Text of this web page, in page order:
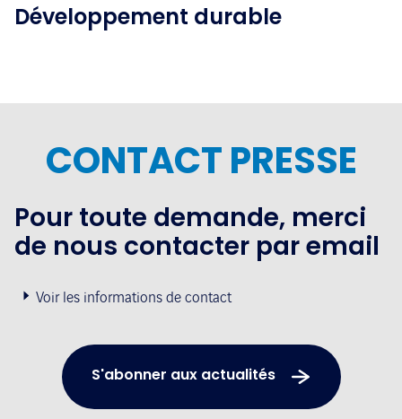
Développement durable
CONTACT PRESSE
Pour toute demande, merci
de nous contacter par email
Voir les informations de contact
S'abonner aux actualités